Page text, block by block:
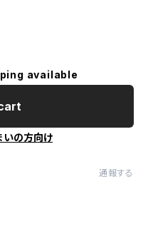
available
いの方向け
通報する